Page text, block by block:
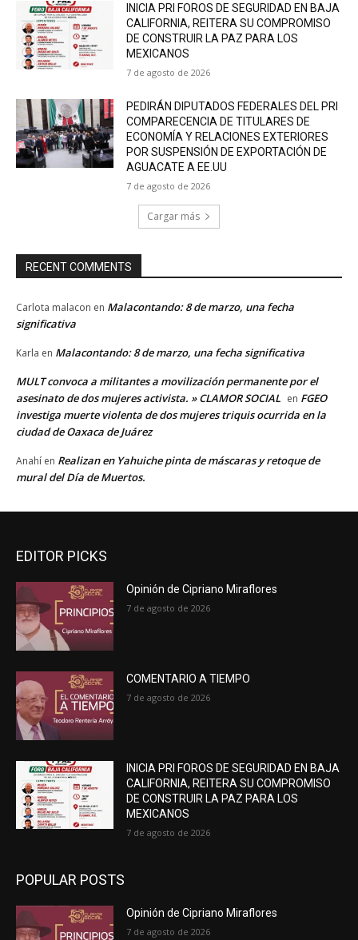
INICIA PRI FOROS DE SEGURIDAD EN BAJA
CALIFORNIA, REITERA SU COMPROMISO
DE CONSTRUIR LA PAZ PARA LOS
MEXICANOS
7 de agosto de 2026
PEDIRÁN DIPUTADOS FEDERALES DEL PRI
COMPARECENCIA DE TITULARES DE
ECONOMÍA Y RELACIONES EXTERIORES
POR SUSPENSIÓN DE EXPORTACIÓN DE
AGUACATE A EE.UU
7 de agosto de 2026
Cargar más
RECENT COMMENTS
Carlota malacon en Malacontando: 8 de marzo, una fecha
significativa
Karla en Malacontando: 8 de marzo, una fecha significativa
MULT convoca a militantes a movilización permanente por el
asesinato de dos mujeres activista. » CLAMOR SOCIAL en FGEO
investiga muerte violenta de dos mujeres triquis ocurrida en la
ciudad de Oaxaca de Juárez
Anahí en Realizan en Yahuiche pinta de máscaras y retoque de
mural del Día de Muertos.
EDITOR PICKS
Opinión de Cipriano Miraflores
7 de agosto de 2026
COMENTARIO A TIEMPO
7 de agosto de 2026
INICIA PRI FOROS DE SEGURIDAD EN BAJA
CALIFORNIA, REITERA SU COMPROMISO
DE CONSTRUIR LA PAZ PARA LOS
MEXICANOS
7 de agosto de 2026
POPULAR POSTS
Opinión de Cipriano Miraflores
7 de agosto de 2026